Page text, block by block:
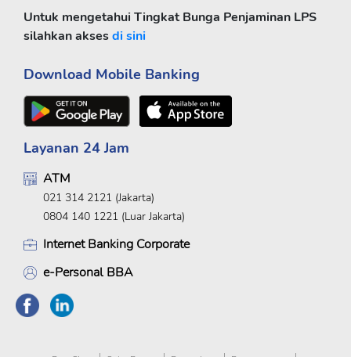
Untuk mengetahui Tingkat Bunga Penjaminan LPS
silahkan aksesdi sini
Download Mobile Banking
Layanan 24 Jam
ATM
021 314 2121 (Jakarta)
0804 140 1221 (Luar Jakarta)
Internet Banking Corporate
e-Personal BBA